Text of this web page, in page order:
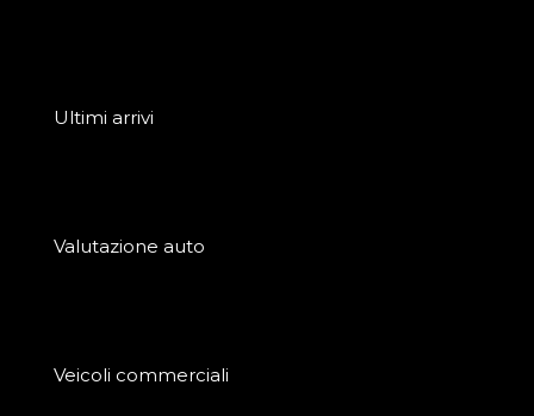
Ultimi arrivi
Valutazione auto
Veicoli commerciali